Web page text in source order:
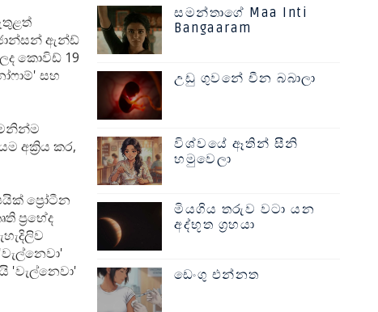
ඇන්ඩ්
කොවිඩ් 19
සහ
අක්‍රිය කර,
ප්‍රෝටීන
ප්‍රභේද
'වැල්නෙවා'
සමන්තාගේ Maa Inti
Bangaaram
උඩු ගුවනේ චීන බබාලා
විශ්වයේ ඈතින් සීනි
හමුවෙලා
මියගිය තරුව වටා යන
අද්භූත ග්‍රහයා
ඩෙංගු එන්නත